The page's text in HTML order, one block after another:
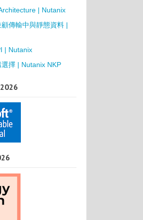
| Nutanix
傳輸中與靜態資料 |
| Nutanix
擇 | Nutanix NKP